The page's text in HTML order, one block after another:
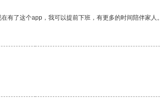
有了这个app，我可以提前下班，有更多的时间陪伴家人。